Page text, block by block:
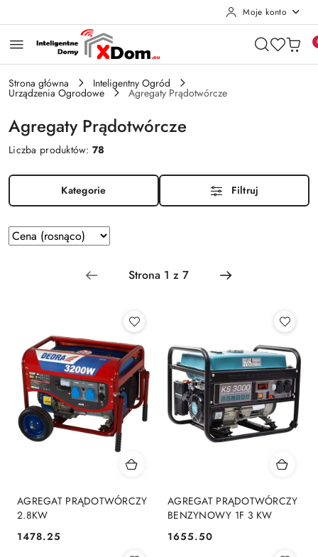
Moje konto
Strona główna Inteligentny Ogród
Urządzenia Ogrodowe Agregaty Prądotwórcze
Agregaty Prądotwórcze
Liczba produktów:78
Kategorie Filtruj
Zastosowano
sortowanie:
Sortuj
według
AGREGAT PRĄDOTWÓRCZY
2.8KW
Cena:
1478.25
AGREGAT PRĄDOTWÓRCZY
BENZYNOWY 1F 3 KW
Cena:
1655.50